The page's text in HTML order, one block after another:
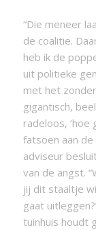
“Die meneer
de coalitie.
heb ik de
uit politieke
met het
gigantisch,
radeloos,
fatsoen aan de
adviseur
van de angst.
jij dit staaltje
gaat
tuinhuis houdt